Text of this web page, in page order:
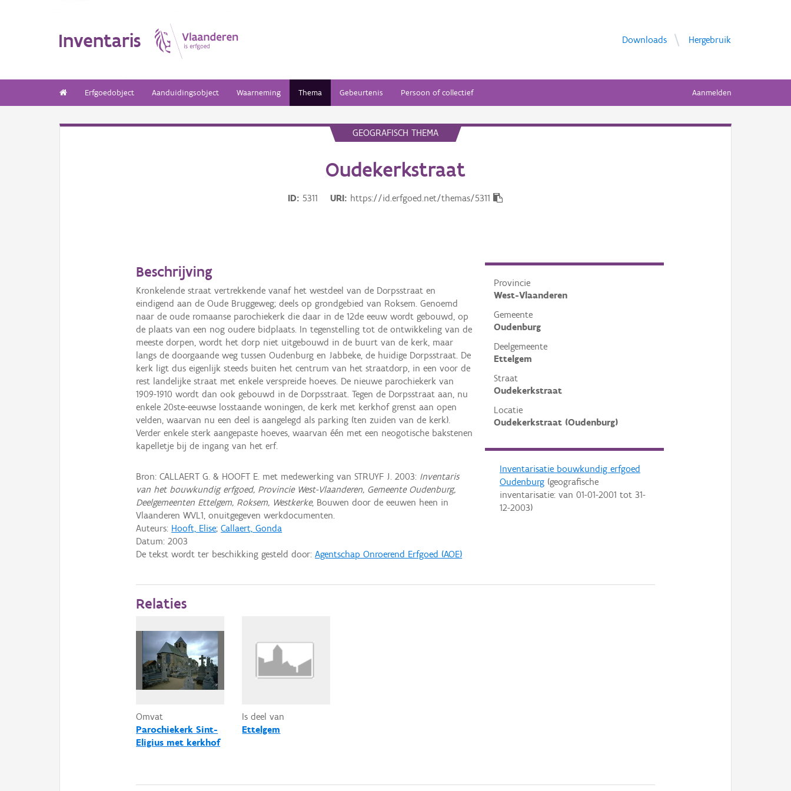
Inventaris Downloads Hergebruik
Erfgoedobject Aanduidingsobject Waarneming Thema Gebeurtenis Persoon of collectief Aanmelden
GEOGRAFISCH THEMA
Oudekerkstraat
ID 5311 URI https://id.erfgoed.net/themas/5311
Provincie
West-Vlaanderen
Gemeente
Oudenburg
Deelgemeente
Ettelgem
Straat
Oudekerkstraat
Locatie
Oudekerkstraat (Oudenburg)
Inventarisatie bouwkundig erfgoed
Oudenburg(geografische
inventarisatie: van 01-01-2001 tot 31-
12-2003)
Beschrijving
Kronkelende straat vertrekkende vanaf het westdeel van de Dorpsstraat en
eindigend aan de Oude Bruggeweg; deels op grondgebied van Roksem. Genoemd
naar de oude romaanse parochiekerk die daar in de 12de eeuw wordt gebouwd, op
de plaats van een nog oudere bidplaats. In tegenstelling tot de ontwikkeling van de
meeste dorpen, wordt het dorp niet uitgebouwd in de buurt van de kerk, maar
langs de doorgaande weg tussen Oudenburg en Jabbeke, de huidige Dorpsstraat. De
kerk ligt dus eigenlijk steeds buiten het centrum van het straatdorp, in een voor de
rest landelijke straat met enkele verspreide hoeves. De nieuwe parochiekerk van
1909-1910 wordt dan ook gebouwd in de Dorpsstraat. Tegen de Dorpsstraat aan, nu
enkele 20ste-eeuwse losstaande woningen, de kerk met kerkhof grenst aan open
velden, waarvan nu een deel is aangelegd als parking (ten zuiden van de kerk).
Verder enkele sterk aangepaste hoeves, waarvan één met een neogotische bakstenen
kapelletje bij de ingang van het erf.
Bron: CALLAERT G. & HOOFT E. met medewerking van STRUYF J. 2003: Inventaris
van het bouwkundig erfgoed, Provincie West-Vlaanderen, Gemeente Oudenburg,
Deelgemeenten Ettelgem, Roksem, Westkerke, Bouwen door de eeuwen heen in
Vlaanderen WVL1, onuitgegeven werkdocumenten.
Auteurs: Hooft, Elise;Callaert, Gonda
Datum:2003
De tekst wordt ter beschikking gesteld door:Agentschap Onroerend Erfgoed (AOE)
Relaties
Omvat
Parochiekerk Sint-
Eligius met kerkhof
Is deel van
Ettelgem